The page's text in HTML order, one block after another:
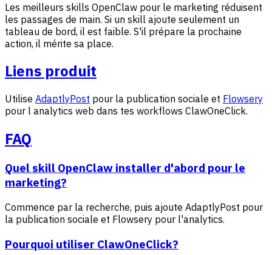
Les meilleurs skills OpenClaw pour le marketing réduisent
les passages de main. Si un skill ajoute seulement un
tableau de bord, il est faible. S'il prépare la prochaine
action, il mérite sa place.
Liens produit
Utilise AdaptlyPost pour la publication sociale et Flowsery
pour l analytics web dans tes workflows ClawOneClick.
FAQ
Quel skill OpenClaw installer d'abord pour le
marketing?
Commence par la recherche, puis ajoute AdaptlyPost pour
la publication sociale et Flowsery pour l'analytics.
Pourquoi utiliser ClawOneClick?